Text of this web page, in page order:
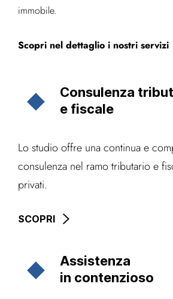
immobile.
Scopri nel dettaglio i nostri servizi
Consulenza
e fiscale
Lo studio offre una continua e
consulenza nel ramo tributario e
privati.
SCOPRI
Assistenza
in contenzioso